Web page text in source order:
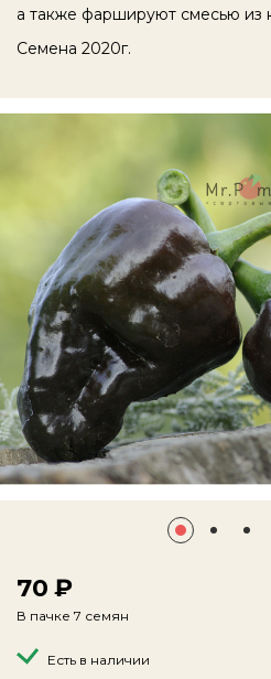
а также фаршируют смесью из
Семена 2020г.
70
В пачке 7 семян
Есть в наличии